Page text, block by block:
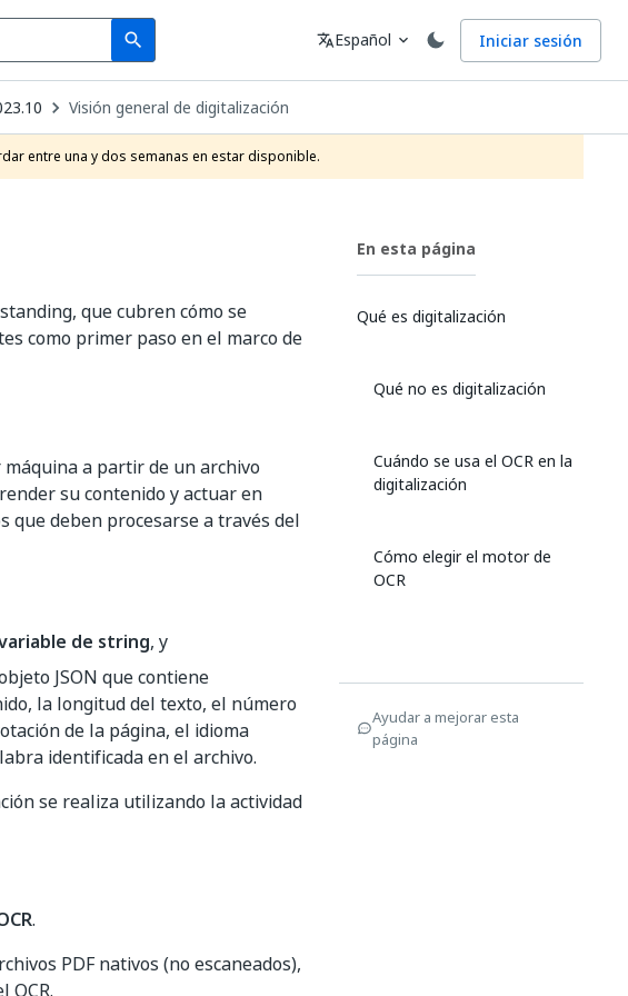
search
Search Idioma
translateEspañol expand_more Iniciar sesión
Visión general de digitalización
entre una y dos semanas en estar disponible.
que cubren cómo se
como primer paso en el marco de
a partir de un archivo
su contenido y actuar en
que deben procesarse a través del
de string, y
JSON que contiene
la longitud del texto, el número
de la página, el idioma
identificada en el archivo.
se realiza utilizando la actividad
.
PDF nativos (no escaneados),
En esta página
Qué es digitalización
Qué no es digitalización
Cuándo se usa el OCR en la
digitalización
Cómo elegir el motor de
OCR
Ayudar a mejorar esta
página